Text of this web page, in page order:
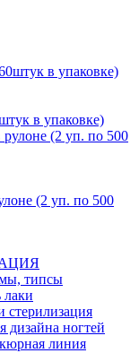
в упаковке)
(2 уп. по 500
типсы
лаки
стерилизация
дизайна ногтей
линия